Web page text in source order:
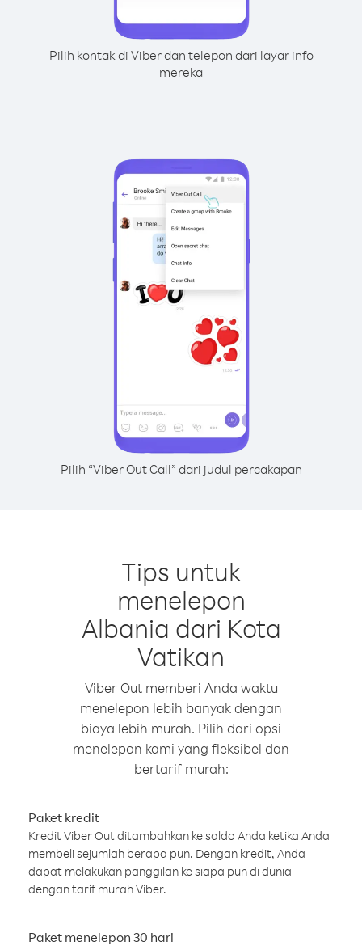
Pilih kontak di Viber dan telepon dari layar info
mereka
Pilih “Viber Out Call” dari judul percakapan
Tips untuk
menelepon
Albania dari Kota
Vatikan
Viber Out memberi Anda waktu
menelepon lebih banyak dengan
biaya lebih murah. Pilih dari opsi
menelepon kami yang fleksibel dan
bertarif murah:
Paket kredit
Kredit Viber Out ditambahkan ke saldo Anda ketika Anda
membeli sejumlah berapa pun. Dengan kredit, Anda
dapat melakukan panggilan ke siapa pun di dunia
dengan tarif murah Viber.
Paket menelepon 30 hari